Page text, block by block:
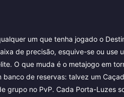
um que tenha jogado o
de precisão, esquive-se ou use
O que muda é o metajogo em
de reservas: talvez um
grupo no PvP. Cada Porta-Luzes